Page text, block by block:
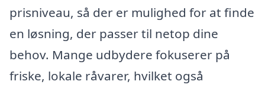
prisniveau, så der er mulighed for at finde
en løsning, der passer til netop dine
behov. Mange udbydere fokuserer på
friske, lokale råvarer, hvilket også